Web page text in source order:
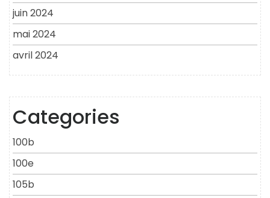
juin 2024
mai 2024
avril 2024
Categories
100b
100e
105b